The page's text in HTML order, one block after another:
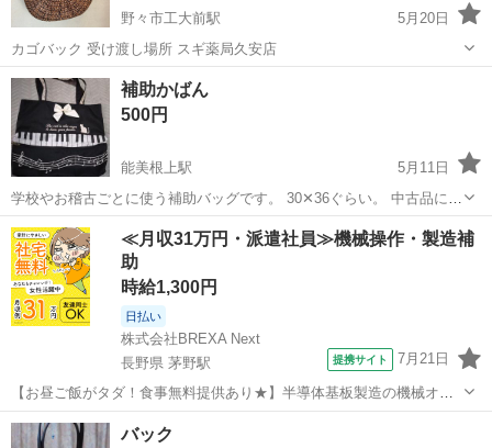
野々市工大前駅
5月20日
カゴバック 受け渡し場所 スギ薬局久安店
石川 金沢市 野々市工大前駅
補助かばん
500円
能美根上駅
5月11日
学校やお稽古ごとに使う補助バッグです。 30✕36ぐらい。 中古品にご
理解のある方で。
石川 能美市 能美根上駅 バッグ かばん
≪月収31万円・派遣社員≫機械操作・製造補
助
時給1,300円
日払い
株式会社BREXA Next
長野県 茅野駅
提携サイト 7月21日
【お昼ご飯がタダ！食事無料提供あり★】半導体基板製造の機械オペ
レーターや検査作業！未経験活躍中★カップル＆友達同士の応募OK！
赴任旅費会社負担★嬉しい無料送迎◎正社員登用制度あり！マイカー
長野 茅野市 茅野駅
バック